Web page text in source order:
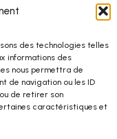
des technologies telles
informations des
nous permettra de
de navigation ou les ID
de retirer son
caractéristiques et